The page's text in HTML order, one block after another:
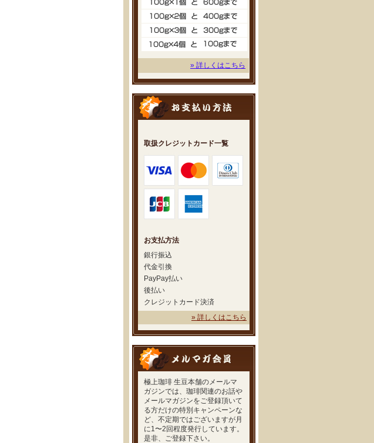
» 詳しくはこちら
取扱クレジットカード一覧
お支払方法
銀行振込
代金引換
PayPay払い
後払い
クレジットカード決済
» 詳しくはこちら
極上珈琲 生豆本舗のメールマ
ガジンでは、珈琲関連のお話や
メールマガジンをご登録頂いて
る方だけの特別キャンペーンな
ど、不定期ではございますが月
に1〜2回程度発行しています。
是非、ご登録下さい。